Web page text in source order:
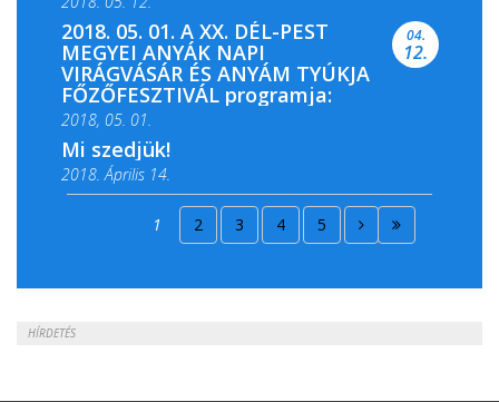
2018. 05. 01. A XX. DÉL-PEST
MEGYEI ANYÁK NAPI
VIRÁGVÁSÁR ÉS ANYÁM TYÚKJA
FŐZŐFESZTIVÁL programja:
2018, 05. 01.
04.
12.
Mi szedjük!
2018. Április 14.
2018. Április 15.
1 2 3 4 5
HÍRDETÉS